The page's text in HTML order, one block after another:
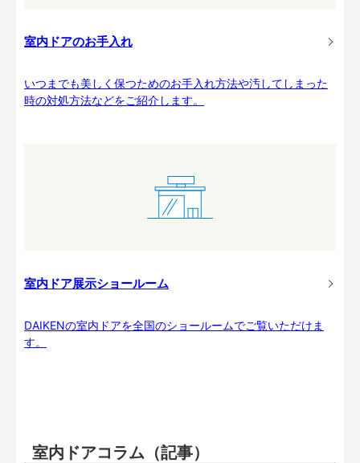
室内ドアのお手入れ
いつまでも美しく保つためのお手入れ方法や汚してしまった
時の対処方法などをご紹介します。
室内ドア展示ショールーム
DAIKENの室内ドアを全国のショールームでご覧いただけま
す。
室内ドアコラム（記事）